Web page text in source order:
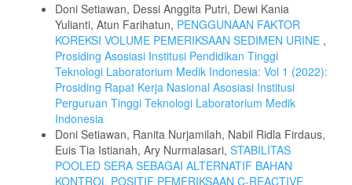
Doni Setiawan, Dessi Anggita Putri, Dewi Kania
Yulianti, Atun Farihatun, PENGGUNAAN FAKTOR
KOREKSI VOLUME PEMERIKSAAN SEDIMEN URINE ,
Prosiding Asosiasi Institusi Pendidikan Tinggi
Teknologi Laboratorium Medik Indonesia: Vol 1 (2022):
Prosiding Rapat Kerja Nasional Asosiasi Institusi
Perguruan Tinggi Teknologi Laboratorium Medik
Indonesia
Doni Setiawan, Ranita Nurjamilah, Nabil Ridla Firdaus,
Euis Tia Istianah, Ary Nurmalasari, STABILITAS
POOLED SERA SEBAGAI ALTERNATIF BAHAN
KONTROL POSITIF PEMERIKSAAN C-REACTIVE